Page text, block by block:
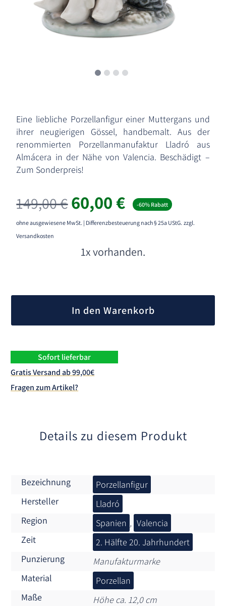
Eine liebliche Porzellanfigur einer Muttergans und
ihrer neugierigen Gössel, handbemalt. Aus der
renommierten Porzellanmanufaktur Lladró aus
Almácera in der Nähe von Valencia. Beschädigt –
Zum Sonderpreis!
149,00€Ursprünglicher
Preis
war:
60,00€Aktueller
Preis
ist:
-60% Rabatt
ohne ausgewiesene MwSt. | Differenzbesteuerung nach § 25a UStG. zzgl.
Versandkosten
1x vorhanden.
In den Warenkorb
Sofort lieferbar
Gratis Versand ab 99,00€
Fragen zum Artikel?
Details zu diesem Produkt
Bezeichnung
Porzellanfigur
Hersteller
Lladró
Region
Spanien , Valencia
Zeit
2. Hälfte 20. Jahrhundert
Punzierung
Manufakturmarke
Material
Porzellan
Maße
Höhe ca. 12,0 cm